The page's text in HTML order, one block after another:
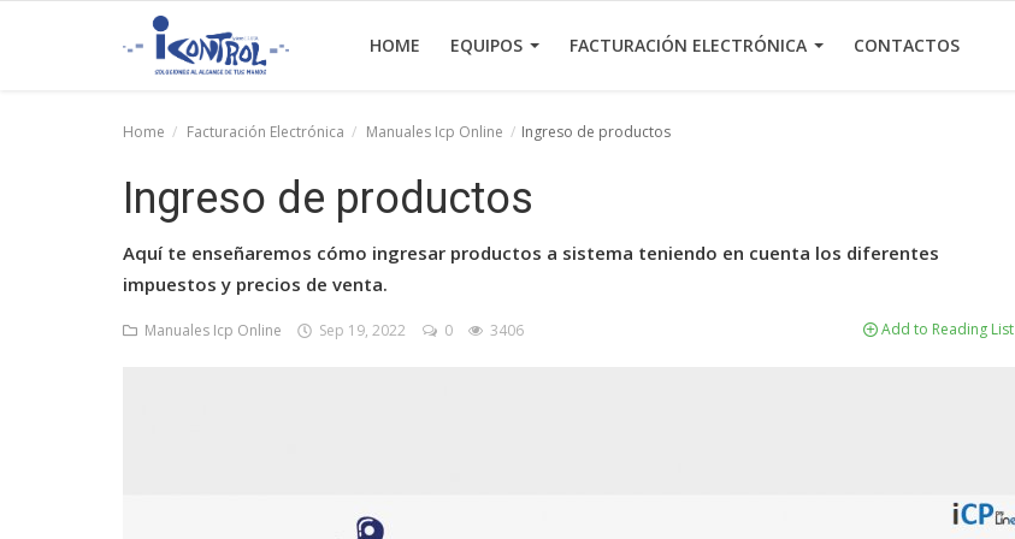
HOME EQUIPOS FACTURACIÓN ELECTRÓNICA CONTACTOS
Facturación Electrónica
Home Facturación Electrónica Manuales Icp Online Ingreso de productos
Ingreso de productos
Aquí te enseñaremos cómo ingresar productos a sistema teniendo en cuenta los diferentes
impuestos y precios de venta.
Manuales Icp Online Sep 19, 2022 0 3406 Add to Reading List